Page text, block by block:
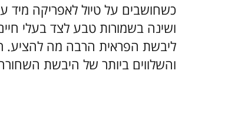
כשחושבים על טיול לאפריקה מיד
ושינה בשמורות טבע לצד בעלי
ליבשת הפראית הרבה מה להציע.
והשלווים ביותר של היבשת